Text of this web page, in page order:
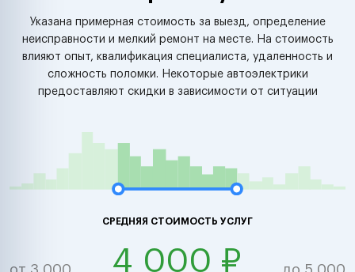
Указана примерная стоимость за выезд, определение
неисправности и мелкий ремонт на месте. На стоимость
влияют опыт, квалификация специалиста, удаленность и
сложность поломки. Некоторые автоэлектрики
предоставляют скидки в зависимости от ситуации
СРЕДНЯЯ СТОИМОСТЬ УСЛУГ
4 000 ₽